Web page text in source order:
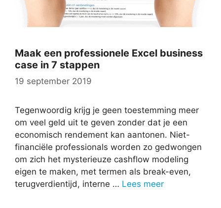
Maak een professionele Excel business
case in 7 stappen
19 september 2019
Tegenwoordig krijg je geen toestemming meer
om veel geld uit te geven zonder dat je een
economisch rendement kan aantonen. Niet-
financiële professionals worden zo gedwongen
om zich het mysterieuze cashflow modeling
eigen te maken, met termen als break-even,
terugverdientijd, interne … Lees meer